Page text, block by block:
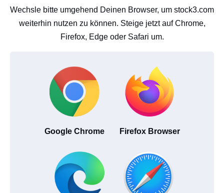
Wechsle bitte umgehend Deinen Browser, um stock3.com
weiterhin nutzen zu können. Steige jetzt auf Chrome,
Firefox, Edge oder Safari um.
Google Chrome Firefox Browser